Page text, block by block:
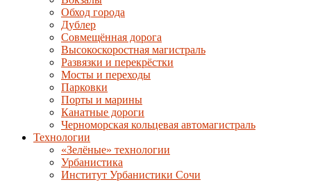
Обход города
Дублер
Совмещённая дорога
Высокоскоростная магистраль
Развязки и перекрёстки
Мосты и переходы
Парковки
Порты и марины
Канатные дороги
Черноморская кольцевая автомагистраль
Технологии
«Зелёные» технологии
Урбанистика
Институт Урбанистики Сочи